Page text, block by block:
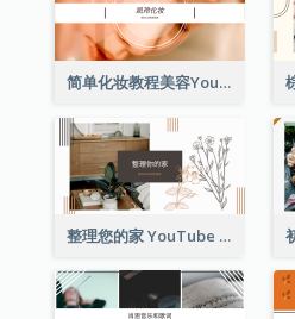
简单化妆教程美容YouTube频道图片
整理您的家 YouTube 频道图片